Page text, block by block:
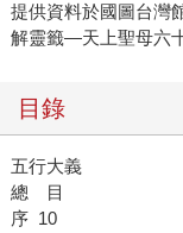
提供資料於國圖台灣
解靈籤—天上聖母六
目錄
五行大義
總 目
序 10